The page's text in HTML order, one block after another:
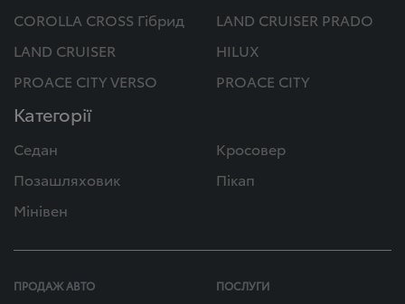
COROLLA CROSS Гібрид
LAND CRUISER PRADO
LAND CRUISER
HILUX
PROACE CITY VERSO
PROACE CITY
Категорії
Седан
Кросовер
Позашляховик
Пікап
Мінівен
ПРОДАЖ АВТО ПОСЛУГИ